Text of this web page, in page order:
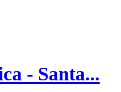
- Santa...